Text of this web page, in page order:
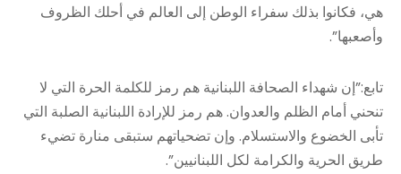
هي، فكانوا بذلك سفراء الوطن إلى العالم في أحلك الظروف
وأصعبها”.
تابع:”إن شهداء الصحافة اللبنانية هم رمز للكلمة الحرة التي لا
تنحني أمام الظلم والعدوان. هم رمز للإرادة اللبنانية الصلبة التي
تأبى الخضوع والاستسلام. وإن تضحياتهم ستبقى منارة تضيء
طريق الحرية والكرامة لكل اللبنانيين”.